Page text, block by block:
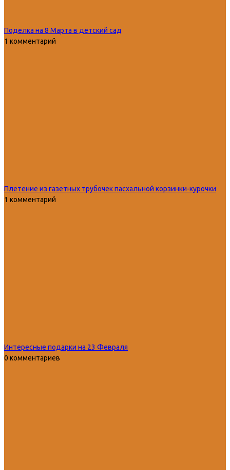
Поделка на 8 Марта в детский сад
1 комментарий
Плетение из газетных трубочек пасхальной корзинки-курочки
1 комментарий
Интересные подарки на 23 Февраля
0 комментариев